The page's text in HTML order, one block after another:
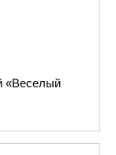
«Веселый